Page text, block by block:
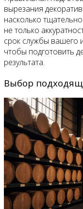
вырезания
насколько
не только
срок службы вашего
чтобы подготовить
результата.
Выбор